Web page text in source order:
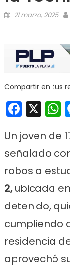
Posted on
21 marzo, 2025
Compartir en tus
X
Un joven de
señalado
robos a
2,ubicada en
detenido,
cumpliendo
residencia
aprovechó